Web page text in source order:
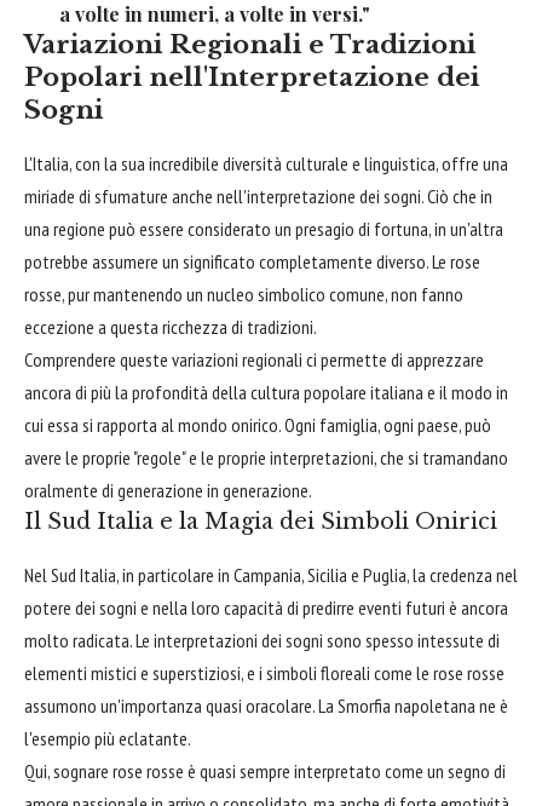
a volte in numeri, a volte in versi."
Variazioni Regionali e Tradizioni
Popolari nell'Interpretazione dei
Sogni
L'Italia, con la sua incredibile diversità culturale e linguistica, offre una
miriade di sfumature anche nell'interpretazione dei sogni. Ciò che in
una regione può essere considerato un presagio di fortuna, in un'altra
potrebbe assumere un significato completamente diverso. Le rose
rosse, pur mantenendo un nucleo simbolico comune, non fanno
eccezione a questa ricchezza di tradizioni.
Comprendere queste variazioni regionali ci permette di apprezzare
ancora di più la profondità della cultura popolare italiana e il modo in
cui essa si rapporta al mondo onirico. Ogni famiglia, ogni paese, può
avere le proprie "regole" e le proprie interpretazioni, che si tramandano
oralmente di generazione in generazione.
Il Sud Italia e la Magia dei Simboli Onirici
Nel Sud Italia, in particolare in Campania, Sicilia e Puglia, la credenza nel
potere dei sogni e nella loro capacità di predirre eventi futuri è ancora
molto radicata. Le interpretazioni dei sogni sono spesso intessute di
elementi mistici e superstiziosi, e i simboli floreali come le rose rosse
assumono un'importanza quasi oracolare. La Smorfia napoletana ne è
l'esempio più eclatante.
Qui, sognare rose rosse è quasi sempre interpretato come un segno di